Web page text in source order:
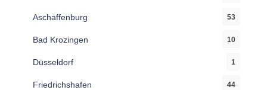
Aschaffenburg 53
Bad Krozingen 10
Düsseldorf 1
Friedrichshafen 44